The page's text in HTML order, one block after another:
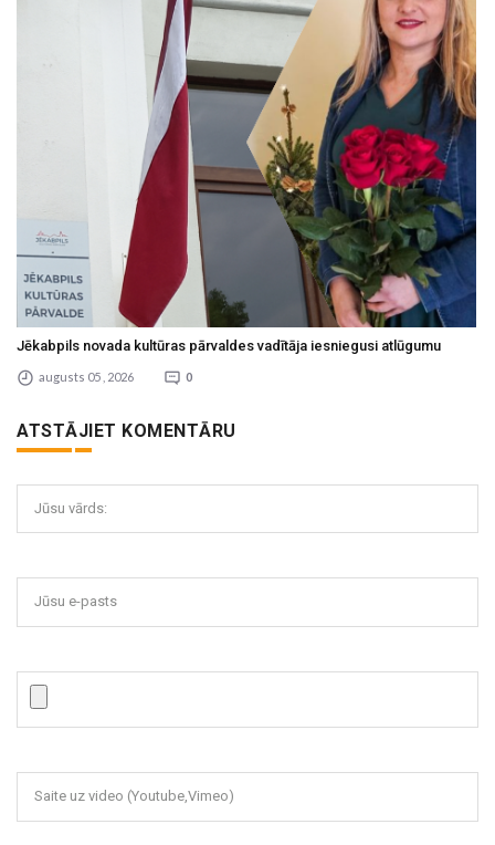
Jēkabpils novada kultūras pārvaldes vadītāja iesniegusi atlūgumu
augusts 05 , 2026 0
ATSTĀJIET KOMENTĀRU
Jūsu vārds:
Jūsu e-pasts
Saite uz video (Youtube,Vimeo)